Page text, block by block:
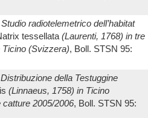
Studio radiotelemetrico dell’habitat
tessellata (Laurenti, 1768) in tre
Ticino (Svizzera), Boll. STSN 95:
Distribuzione della Testuggine
(Linnaeus, 1758) in Ticino
2005/2006, Boll. STSN 95: